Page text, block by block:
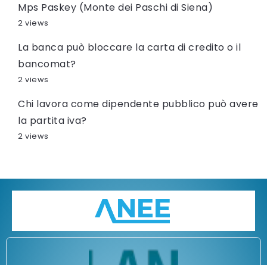
Mps Paskey (Monte dei Paschi di Siena)
2 views
La banca può bloccare la carta di credito o il
bancomat?
2 views
Chi lavora come dipendente pubblico può avere
la partita iva?
2 views